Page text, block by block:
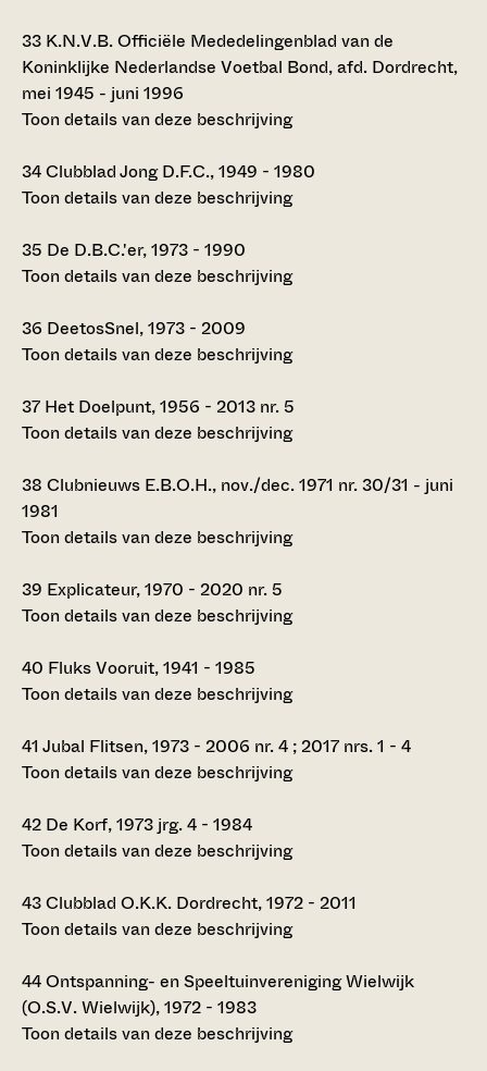
33 K.N.V.B. Officiële Mededelingenblad van de
Koninklijke Nederlandse Voetbal Bond, afd. Dordrecht,
mei 1945 - juni 1996
Toon details van deze beschrijving
34Clubblad Jong D.F.C., 1949 - 1980
Toon details van deze beschrijving
35 De D.B.C.'er, 1973 - 1990
Toon details van deze beschrijving
36 DeetosSnel, 1973 - 2009
Toon details van deze beschrijving
37 Het Doelpunt, 1956 - 2013 nr. 5
Toon details van deze beschrijving
38 Clubnieuws E.B.O.H., nov./dec. 1971 nr. 30/31 - juni
1981
Toon details van deze beschrijving
39 Explicateur, 1970 - 2020 nr. 5
Toon details van deze beschrijving
40 Fluks Vooruit, 1941 - 1985
Toon details van deze beschrijving
41 Jubal Flitsen, 1973 - 2006 nr. 4 ; 2017 nrs. 1 - 4
Toon details van deze beschrijving
42 De Korf, 1973 jrg. 4 - 1984
Toon details van deze beschrijving
43Clubblad O.K.K. Dordrecht, 1972 - 2011
Toon details van deze beschrijving
44Ontspanning- en Speeltuinvereniging Wielwijk
(O.S.V. Wielwijk), 1972 - 1983
Toon details van deze beschrijving